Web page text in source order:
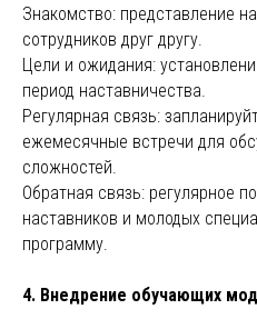
Знакомство: представление
сотрудников друг другу.
Цели и ожидания:
период наставничества.
Регулярная связь:
ежемесячные встречи для
сложностей.
Обратная связь: регулярное
наставников и молодых
программу.
4. Внедрение обучающих